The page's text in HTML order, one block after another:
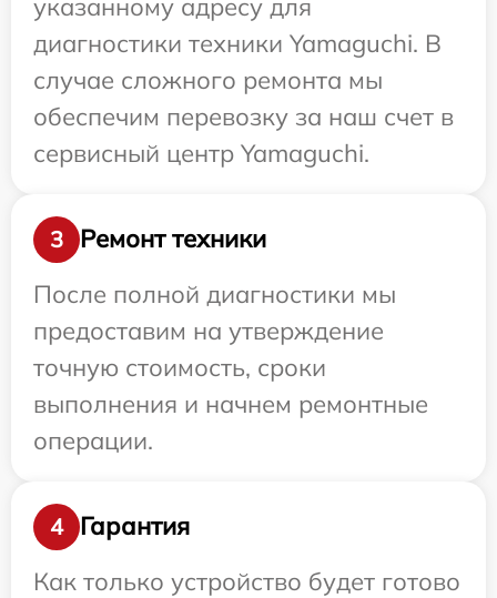
указанному адресу для
диагностики техники Yamaguchi. В
случае сложного ремонта мы
обеспечим перевозку за наш счет в
сервисный центр Yamaguchi.
3
Ремонт техники
После полной диагностики мы
предоставим на утверждение
точную стоимость, сроки
выполнения и начнем ремонтные
операции.
4
Гарантия
Как только устройство будет готово